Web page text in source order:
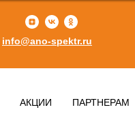
info@ano-spektr.ru
АКЦИИ ПАРТНЕРАМ